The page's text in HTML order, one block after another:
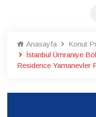
Anasayfa
Konut
İstanbul Ümraniye
Residence Yamanevler